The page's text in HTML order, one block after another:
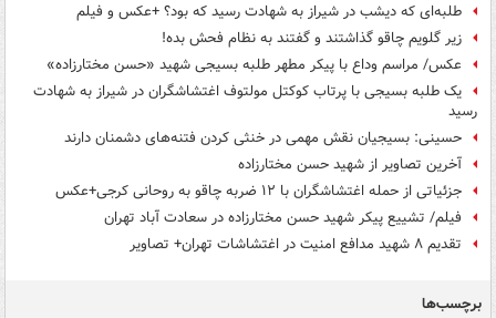
طلبه‌ای که دیشب در شیراز به شهادت رسید که بود؟ +عکس و فیلم
زیر گلویم چاقو گذاشتند و گفتند به نظام فحش بده!
عکس/ مراسم وداع با پیکر مطهر طلبه بسیجی شهید «حسن مختارزاده»
یک طلبه بسیجی با پرتاب کوکتل مولتوف اغتشاشگران در شیراز به شهادت
رسید
حسینی: بسیجیان نقش مهمی در خنثی کردن فتنه‌های دشمنان دارند
آخرین تصاویر از شهید حسن مختارزاده
جزئیاتی از حمله اغتشاشگران با ۱۲ ضربه چاقو به روحانی کرجی+عکس
فیلم/ تشییع پیکر شهید حسن مختارزاده در سعادت آباد تهران
تقدیم ۸ شهید مدافع امنیت در اغتشاشات تهران+ تصاویر
برچسب‌ها